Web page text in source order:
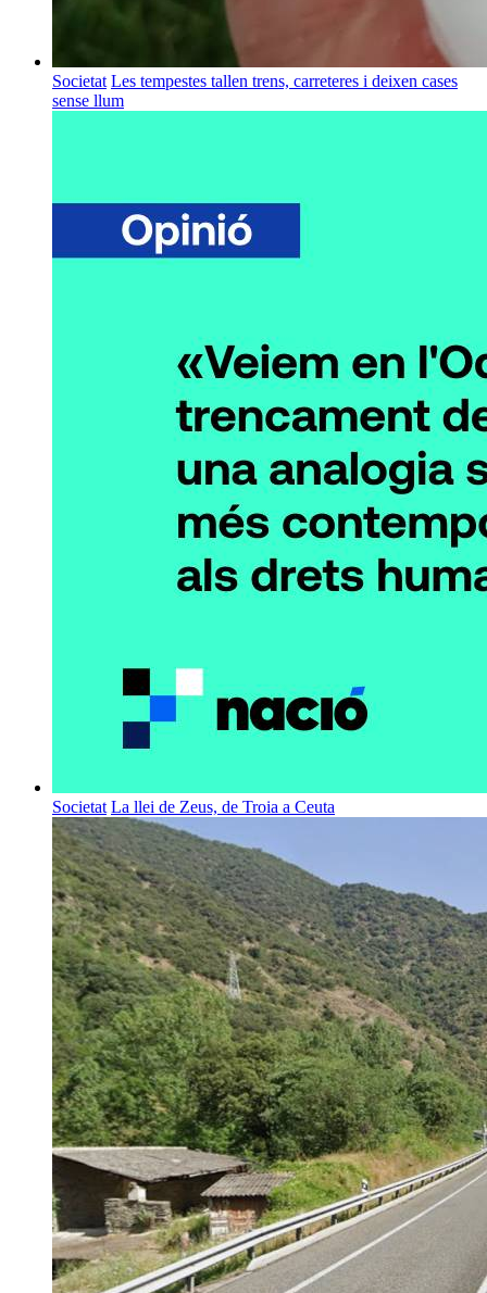
Societat Les tempestes tallen trens, carreteres i deixen cases
sense llum
Societat La llei de Zeus, de Troia a Ceuta